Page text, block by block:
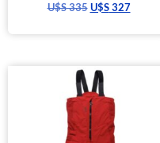
U$S335 U$S327